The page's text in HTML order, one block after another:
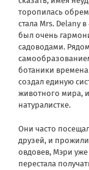
торопилась
стала Mrs. Delany
был очень
садоводами.
ботаники
создал единую
животного мира,
натуралистке.
Они часто
друзей, и
овдовев, Мэри
перестала